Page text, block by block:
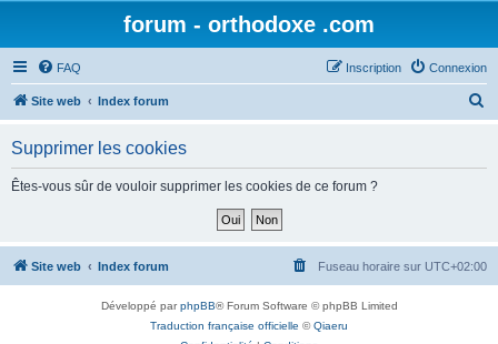
forum - orthodoxe .com
FAQ Connexion
Inscription
Site web Index forum
h
Supprimer les cookies
Êtes-vous sûr de vouloir supprimer les cookies de ce forum ?
Site web Index forum Fuseau horaire sur UTC+02:00
Développé parphpBB® Forum Software © phpBB Limited
Traduction française officielle ©Qiaeru